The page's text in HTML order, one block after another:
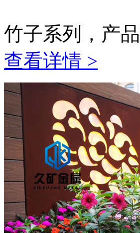
竹子系列，产
查看详情 >